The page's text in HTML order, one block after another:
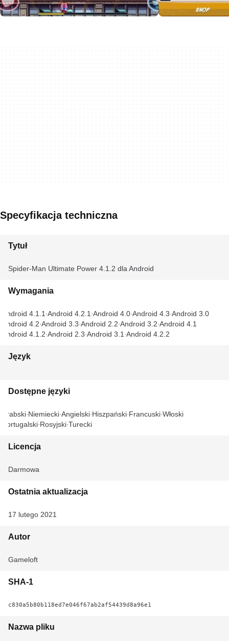
Specyfikacja techniczna
Tytuł
Spider-Man Ultimate Power 4.1.2 dla Android
Wymagania
Android 4.1.1 Android 4.2.1 Android 4.0 Android 4.3 Android 3.0
Android 4.2 Android 3.3 Android 2.2 Android 3.2 Android 4.1
Android 4.1.2 Android 2.3 Android 3.1 Android 4.2.2
Język
Dostępne języki
Arabski Niemiecki Angielski Hiszpański Francuski Włoski
Portugalski Rosyjski Turecki
Licencja
Darmowa
Ostatnia aktualizacja
17 lutego 2021
Autor
Gameloft
SHA-1
c830a5b80b118ed7e046f67ab2af54439d8a96e1
Nazwa pliku